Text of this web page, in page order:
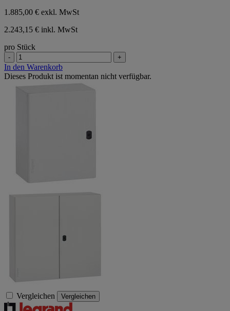
1.885,00 € exkl. MwSt
2.243,15 € inkl. MwSt
pro Stück
- +
In den Warenkorb
Dieses Produkt ist momentan nicht verfügbar.
Vergleichen Vergleichen